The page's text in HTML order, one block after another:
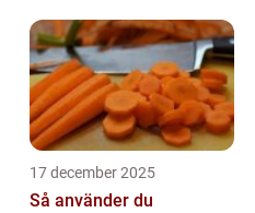
17 december 2025
Så använder du